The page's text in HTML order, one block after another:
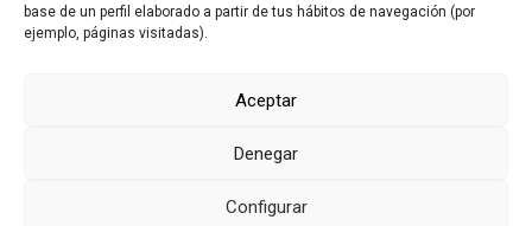
base de un perfil elaborado a partir de tus hábitos de navegación (por
ejemplo, páginas visitadas).
Aceptar
Denegar
Configurar
La Premaña s/n, 33174, Oviedo, España